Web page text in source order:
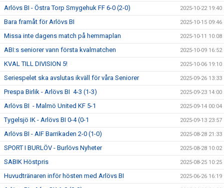
Arlövs BI - Östra Torp Smygehuk FF 6-0 (2-0) 2025-10-22 19:40
Bara framåt för Arlövs BI 2025-10-15 09:46
Missa inte dagens match på hemmaplan 2025-10-11 10:08
ABI:s seniorer vann första kvalmatchen 2025-10-09 16:52
KVAL TILL DIVISION 5! 2025-10-06 19:10
Seriespelet ska avslutas ikväll för våra Seniorer 2025-09-26 13:33
Prespa Birlik - Arlövs BI 4-3 (1-3) 2025-09-23 14:00
Arlövs BI - Malmö United KF 5-1 2025-09-14 00:04
Tygelsjö IK - Arlövs BI 0-4 (0-1 2025-09-13 23:57
Arlövs BI - AIF Barrikaden 2-0 (1-0) 2025-08-28 21:33
SPORT I BURLÖV - Burlövs Nyheter 2025-08-28 10:02
SABIK Höstpris 2025-08-25 10:25
Huvudtränaren inför hösten med Arlövs BI 2025-06-26 16:19